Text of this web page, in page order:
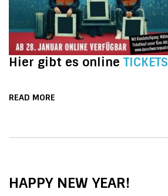
Hier gibt es online TICKETS
READ MORE
HAPPY NEW YEAR!